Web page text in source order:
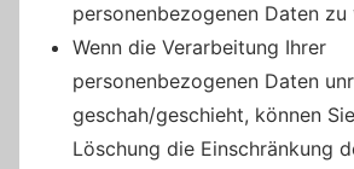
personenbezogenen Daten zu
Wenn die Verarbeitung Ihrer
personenbezogenen Daten
geschah/geschieht, können
Löschung die Einschränkung